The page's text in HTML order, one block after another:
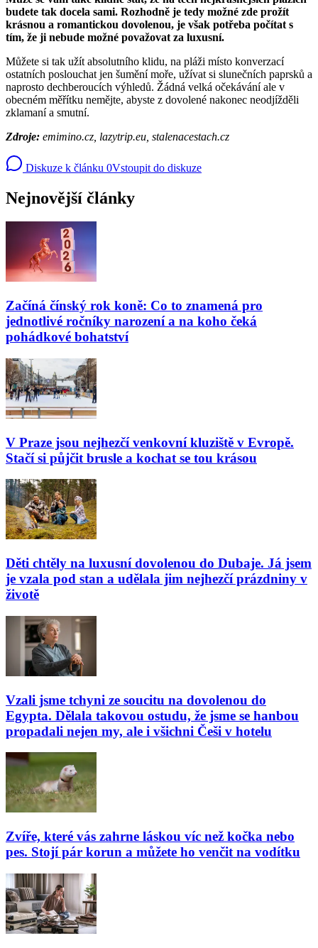
budete tak docela sami. Rozhodně je tedy možné zde prožít
krásnou a romantickou dovolenou, je však potřeba počítat s
tím, že ji nebude možné považovat za luxusní.
Můžete si tak užít absolutního klidu, na pláži místo konverzací
ostatních poslouchat jen šumění moře, užívat si slunečních paprsků a
naprosto dechberoucích výhledů. Žádná velká očekávání ale v
obecném měřítku nemějte, abyste z dovolené nakonec neodjížděli
zklamaní a smutní.
Zdroje: emimino.cz, lazytrip.eu, stalenacestach.cz
Diskuze k článku 0Vstoupit do diskuze
Nejnovější články
Začíná čínský rok koně: Co to znamená pro
jednotlivé ročníky narození a na koho čeká
pohádkové bohatství
V Praze jsou nejhezčí venkovní kluziště v Evropě.
Stačí si půjčit brusle a kochat se tou krásou
Děti chtěly na luxusní dovolenou do Dubaje. Já jsem
je vzala pod stan a udělala jim nejhezčí prázdniny v
životě
Vzali jsme tchyni ze soucitu na dovolenou do
Egypta. Dělala takovou ostudu, že jsme se hanbou
propadali nejen my, ale i všichni Češi v hotelu
Zvíře, které vás zahrne láskou víc než kočka nebo
pes. Stojí pár korun a můžete ho venčit na vodítku